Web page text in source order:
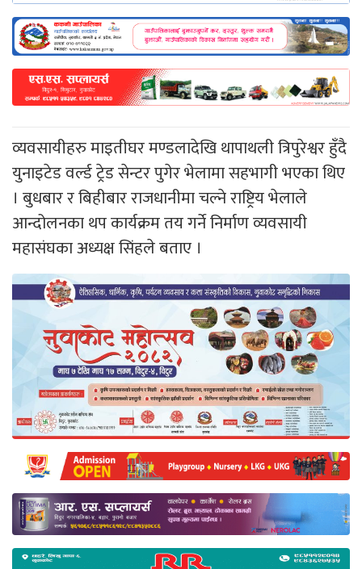
व्यवसायीहरु माइतीघर मण्डलादेखि थापाथली त्रिपुरेश्वर हुँदै
युनाइटेड वर्ल्ड ट्रेड सेन्टर पुगेर भेलामा सहभागी भएका थिए
। बुधबार र बिहीबार राजधानीमा चल्ने राष्ट्रिय भेलाले
आन्दोलनका थप कार्यक्रम तय गर्ने निर्माण व्यवसायी
महासंघका अध्यक्ष सिंहले बताए ।